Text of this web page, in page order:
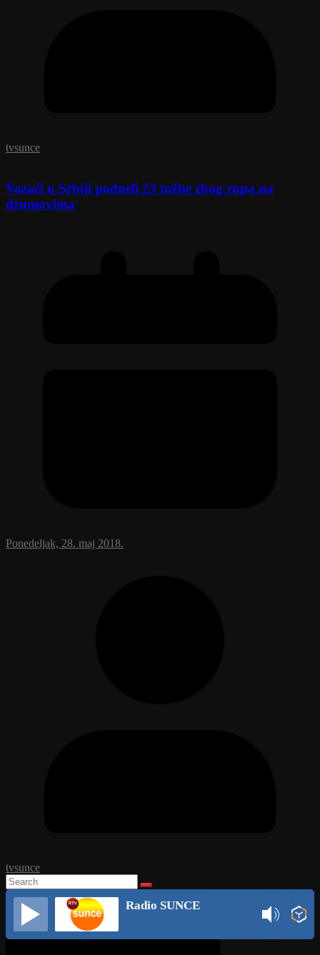
tvsunce
Vozači u Srbiji podneli 23 tužbe zbog rupa na
drumovima
Ponedeljak, 28. maj 2018.
tvsunce
Radio SUNCE